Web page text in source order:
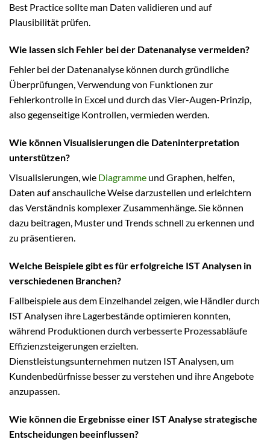
Best Practice sollte man Daten validieren und auf
Plausibilität prüfen.
Wie lassen sich Fehler bei der Datenanalyse vermeiden?
Fehler bei der Datenanalyse können durch gründliche
Überprüfungen, Verwendung von Funktionen zur
Fehlerkontrolle in Excel und durch das Vier-Augen-Prinzip,
also gegenseitige Kontrollen, vermieden werden.
Wie können Visualisierungen die Dateninterpretation
unterstützen?
Visualisierungen, wie Diagramme und Graphen, helfen,
Daten auf anschauliche Weise darzustellen und erleichtern
das Verständnis komplexer Zusammenhänge. Sie können
dazu beitragen, Muster und Trends schnell zu erkennen und
zu präsentieren.
Welche Beispiele gibt es für erfolgreiche IST Analysen in
verschiedenen Branchen?
Fallbeispiele aus dem Einzelhandel zeigen, wie Händler durch
IST Analysen ihre Lagerbestände optimieren konnten,
während Produktionen durch verbesserte Prozessabläufe
Effizienzsteigerungen erzielten.
Dienstleistungsunternehmen nutzen IST Analysen, um
Kundenbedürfnisse besser zu verstehen und ihre Angebote
anzupassen.
Wie können die Ergebnisse einer IST Analyse strategische
Entscheidungen beeinflussen?